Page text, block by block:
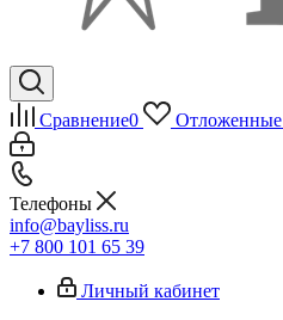
Сравнение0 Отложенные
Телефоны
info@bayliss.ru
+7 800 101 65 39
Личный кабинет